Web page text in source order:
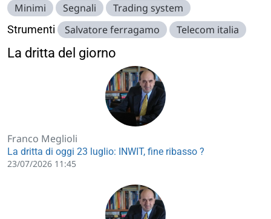
Minimi
Segnali Trading system
Strumenti Salvatore ferragamo Telecom italia
La dritta del giorno
Franco Meglioli
La dritta di oggi 23 luglio: INWIT, fine ribasso ?
23/07/2026 11:45